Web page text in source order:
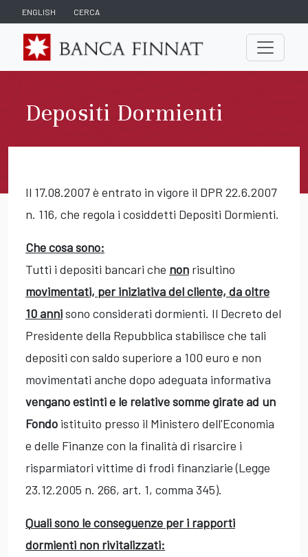
ENGLISH CERCA
Depositi Dormienti
Il 17.08.2007 è entrato in vigore il DPR 22.6.2007
n. 116, che regola i cosiddetti Depositi Dormienti.
Che cosa sono:
Tutti i depositi bancari che non risultino
movimentati, per iniziativa del cliente, da oltre
10 annisono considerati dormienti. Il Decreto del
Presidente della Repubblica stabilisce che tali
depositi con saldo superiore a 100 euro e non
movimentati anche dopo adeguata informativa
vengano estinti e le relative somme girate ad un
Fondo istituito presso il Ministero dell'Economia
e delle Finanze con la finalità di risarcire i
risparmiatori vittime di frodi finanziarie (Legge
23.12.2005 n. 266, art. 1, comma 345).
Quali sono le conseguenze per i rapporti
dormienti non rivitalizzati: